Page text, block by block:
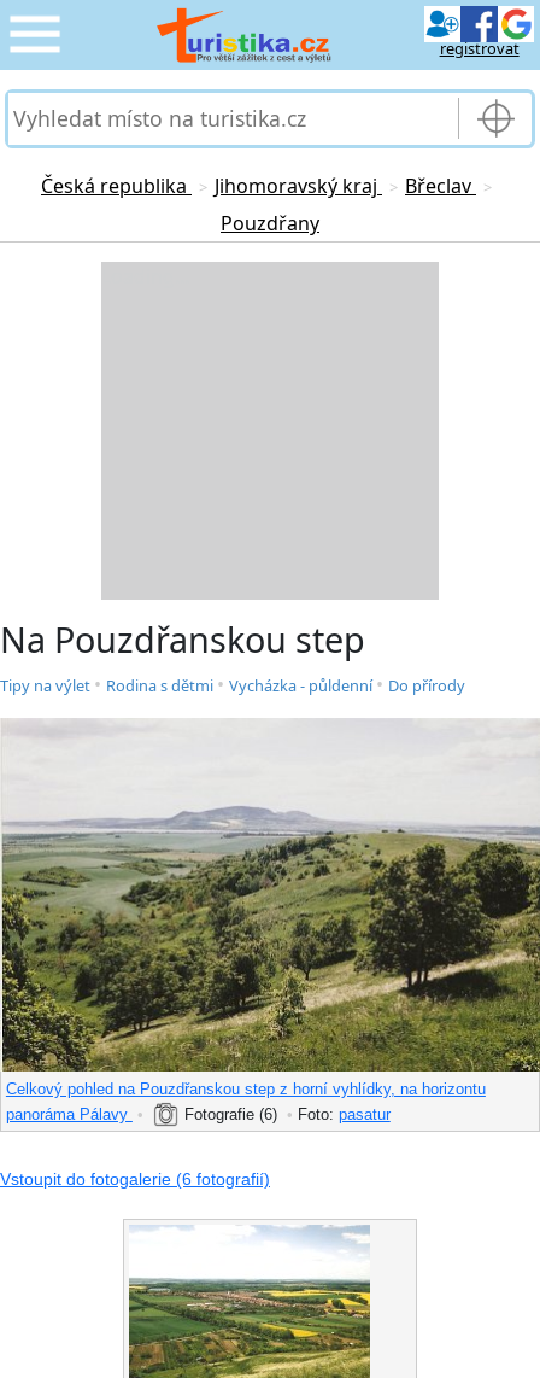
registrovat
CESTOVÁNÍ
SLUŽBY & DOPRAVA
Česká republika > Jihomoravský kraj > Břeclav >
Pouzdřany
Na Pouzdřanskou step
Tipy na výlet • Rodina s dětmi • Vycházka - půldenní• Do přírody
Celkový pohled na Pouzdřanskou step z horní vyhlídky, na horizontu
panoráma Pálavy • Fotografie (6) • Foto: pasatur
Vstoupit do fotogalerie (6 fotografií)